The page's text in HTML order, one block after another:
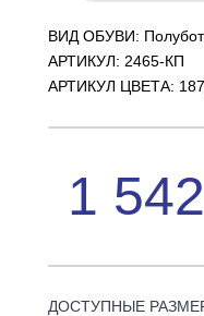
ВИД ОБУВИ:
АРТИКУЛ: 2465-КП
АРТИКУЛ ЦВЕТА:
1 542
ДОСТУПНЫЕ